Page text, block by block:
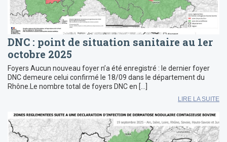
DNC : point de situation sanitaire au 1er
octobre 2025
Foyers Aucun nouveau foyer n’a été enregistré : le dernier foyer
DNC demeure celui confirmé le 18/09 dans le département du
Rhône.Le nombre total de foyers DNC en […]
LIRE LA SUITE